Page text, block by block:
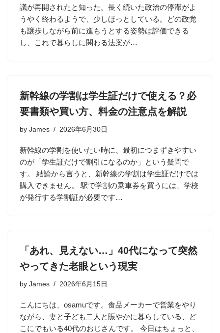
議が再開されたと知った。長く続いた政治の停滞がよ
うやく終わるようで、少しほっとしている。どの政党
も譲歩しながら前に進もうとする姿勢は評価できる
し、これで暮らしに関わる法案が…
新幹線の学割は学生証だけで使える？必
要書類や買い方、料金の注意点を解説
by James 2026年6月30日
新幹線の学割を使いたい時に、最初につまずきやすい
のが「学生証だけで割引になるのか」という疑問で
す。 結論から言うと、新幹線の学割は学生証だけでは
購入できません。 駅で学割の乗車券を買うには、学校
が発行する学割証が必要です…
「あれ、見えない…」40代になって突然
やってきた老眼という現実
by James 2026年6月15日
こんにちは、osamuです。食品メーカーで営業をやり
ながら、妻と子ども二人と賑やかに暮らしている、ど
こにでもいる40代のおじさんです。 今日はちょっと、